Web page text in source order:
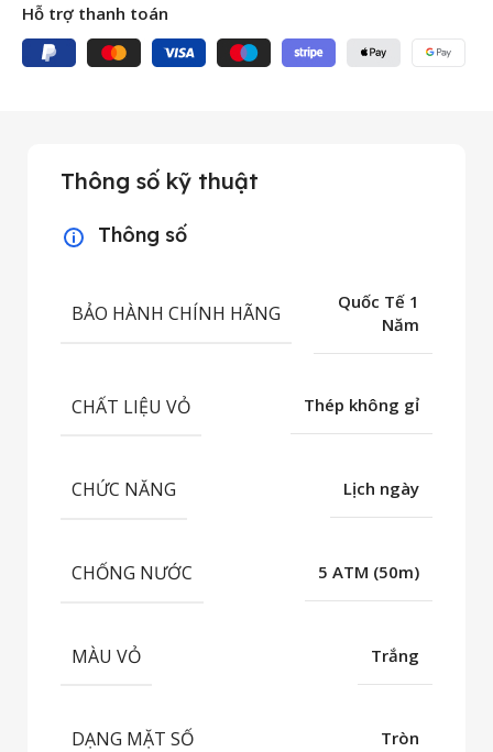
Hỗ trợ thanh toán
Thông số kỹ thuật
Thông số
BẢO HÀNH CHÍNH HÃNG
Quốc Tế 1
Năm
CHẤT LIỆU VỎ Thép không gỉ
CHỨC NĂNG Lịch ngày
CHỐNG NƯỚC 5 ATM (50m)
MÀU VỎ Trắng
DẠNG MẶT SỐ Tròn